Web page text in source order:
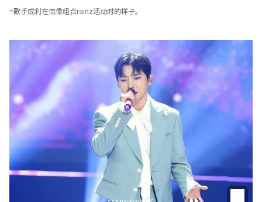
=歌手成利在偶像组合rainz活动时的样子。